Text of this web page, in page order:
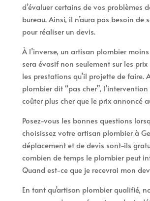
d’évaluer certains de vos problèmes
bureau. Ainsi, il n’aura pas besoin de
pour réaliser un devis.
À l’inverse, un artisan plombier
sera évasif non seulement sur les prix
les prestations qu’il projette de faire.
plombier dit “pas cher”,
coûter plus cher que le prix annoncé
Posez-vous les bonnes questions
choisissez votre artisan plombier à
déplacement et de devis sont-ils
combien de temps le plombier peut
Quand est-ce que je recevrai mon
En tant qu’artisan plombier qualifié,